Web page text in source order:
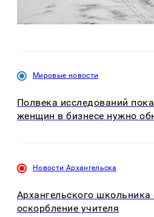
Мировые новости
Полвека исследований
женщин в бизнесе нужно
Новости Архангельска
Архангельского
оскорбление учителя